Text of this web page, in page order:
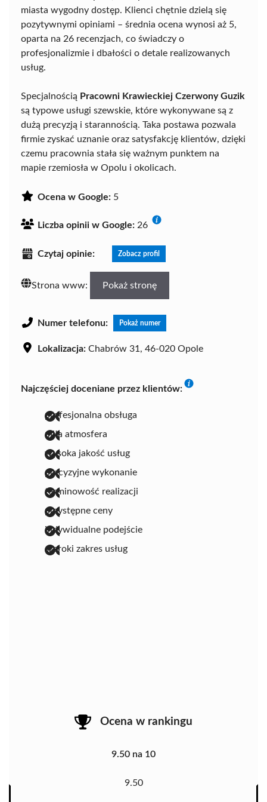
miasta wygodny dostęp. Klienci chętnie dzielą się
pozytywnymi opiniami – średnia ocena wynosi aż 5,
oparta na 26 recenzjach, co świadczy o
profesjonalizmie i dbałości o detale realizowanych
usług.
Specjalnością Pracowni Krawieckiej Czerwony Guzik
są typowe usługi szewskie, które wykonywane są z
dużą precyzją i starannością. Taka postawa pozwala
firmie zyskać uznanie oraz satysfakcję klientów, dzięki
czemu pracownia stała się ważnym punktem na
mapie rzemiosła w Opolu i okolicach.
Ocena w Google: 5
Liczba opinii w Google: 26
Czytaj opinie: Zobacz profil
Strona www: Pokaż stronę
Numer telefonu: Pokaż numer
Lokalizacja: Chabrów 31, 46-020 Opole
Najczęściej doceniane przez klientów:
profesjonalna obsługa
miła atmosfera
wysoka jakość usług
precyzyjne wykonanie
terminowość realizacji
przystępne ceny
indywidualne podejście
szeroki zakres usług
Ocena w rankingu
9.50 na 10
9.50